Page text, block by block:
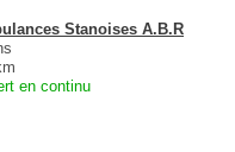
Stanoises A.B.R
en continu